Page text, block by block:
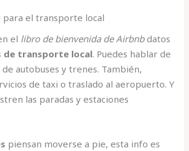
el transporte local
el libro de bienvenida de Airbnbdatos
de transporte local. Puedes hablar de
autobuses y trenes. También,
de taxi o traslado al aeropuerto. Y
las paradas y estaciones
piensan moverse a pie, esta info es